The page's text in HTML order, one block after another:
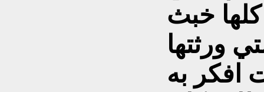
خبث
ورثتها
افكر به